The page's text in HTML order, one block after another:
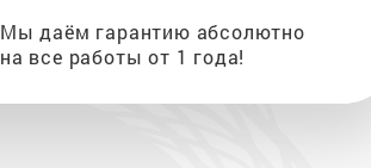
Мы даём гарантию абсолютно
на все работы от 1 года!